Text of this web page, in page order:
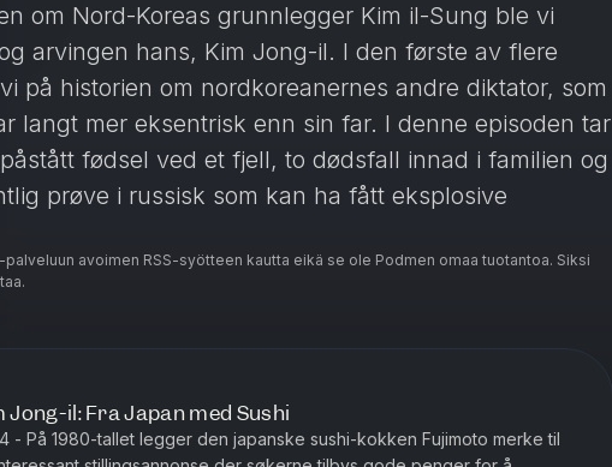
om Nord-Koreas grunnlegger Kim il-Sung ble vi
arvingen hans, Kim Jong-il. I den første av flere
på historien om nordkoreanernes andre diktator, som
langt mer eksentrisk enn sin far. I denne episoden tar
fødsel ved et fjell, to dødsfall innad i familien og
prøve i russisk som kan ha fått eksplosive
listener for privacy information.
avoimen RSS-syötteen kautta eikä se ole Podmen omaa tuotantoa. Siksi
Jong-il: Fra Japan med Sushi
- På 1980-tallet legger den japanske sushi-kokken Fujimoto merke til